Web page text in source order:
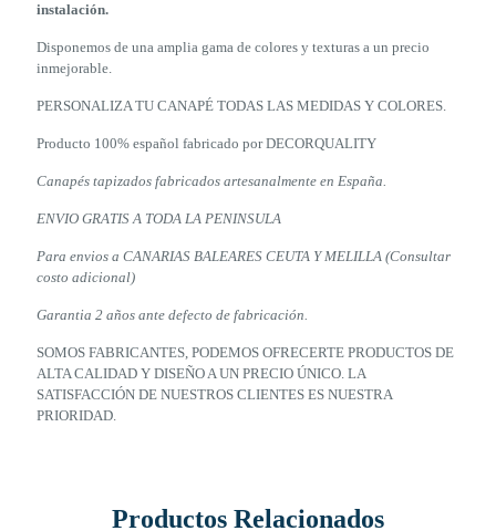
instalación.
Disponemos de una amplia gama de colores y texturas a un precio
inmejorable.
PERSONALIZA TU CANAPÉ TODAS LAS MEDIDAS Y COLORES.
Producto 100% español fabricado por DECORQUALITY
Canapés tapizados fabricados artesanalmente en España.
ENVIO GRATIS A TODA LA PENINSULA
Para envios a CANARIAS BALEARES CEUTA Y MELILLA (Consultar
costo adicional)
Garantia 2 años ante defecto de fabricación.
SOMOS FABRICANTES, PODEMOS OFRECERTE PRODUCTOS DE
ALTA CALIDAD Y DISEÑO A UN PRECIO ÚNICO. LA
SATISFACCIÓN DE NUESTROS CLIENTES ES NUESTRA
PRIORIDAD.
Productos Relacionados